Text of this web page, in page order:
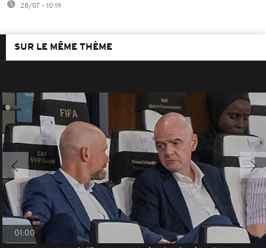
28/07 - 10:19
SUR LE MÊME THÈME
01:00